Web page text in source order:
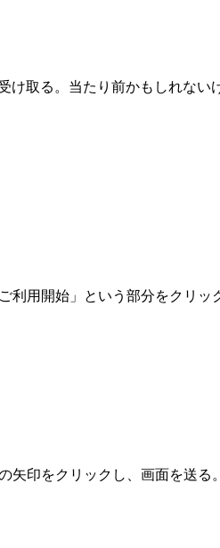
け取る。当たり前かもしれない
用開始」という部分をクリッ
矢印をクリックし、画面を送る。